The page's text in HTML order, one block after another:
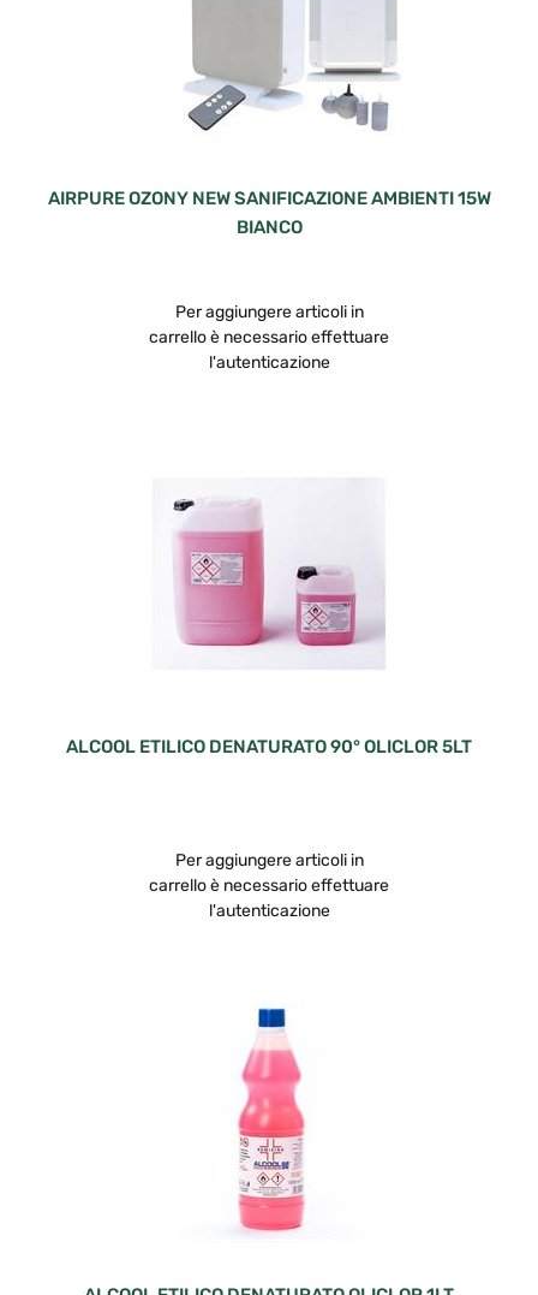
AIRPURE OZONY NEW SANIFICAZIONE AMBIENTI 15W
BIANCO
Per aggiungere articoli in
carrello è necessario effettuare
l'autenticazione
ALCOOL ETILICO DENATURATO 90° OLICLOR 5LT
Per aggiungere articoli in
carrello è necessario effettuare
l'autenticazione